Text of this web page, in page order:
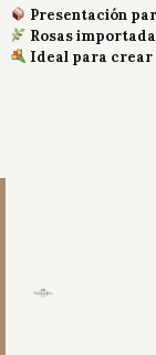
Presentación
Rosas
Ideal para crear